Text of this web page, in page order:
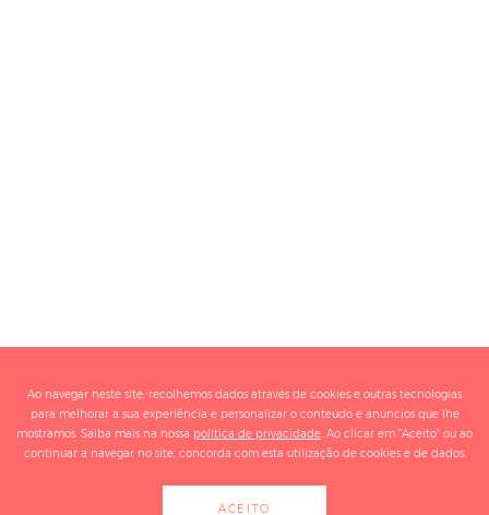
Ao navegar neste site, recolhemos dados através de cookies e outras tecnologias
para melhorar a sua experiência e personalizar o conteúdo e anúncios que lhe
mostramos. Saiba mais na nossa política de privacidade. Ao clicar em "Aceito" ou ao
continuar a navegar no site, concorda com esta utilização de cookies e de dados.
ACEITO